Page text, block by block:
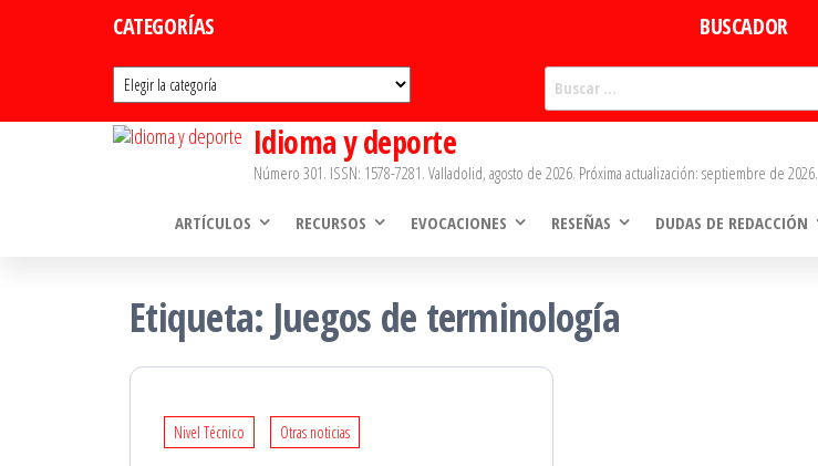
CATEGORÍAS
Categorías
BUSCADOR
Idioma y deporte
Número 301. ISSN: 1578-7281. Valladolid, agosto de 2026. Próxima actualización: septiembre de 2026.
ARTÍCULOS RECURSOS EVOCACIONES RESEÑAS DUDAS DE REDACCIÓN
Etiqueta: Juegos de terminología
Nivel Técnico Otras noticias